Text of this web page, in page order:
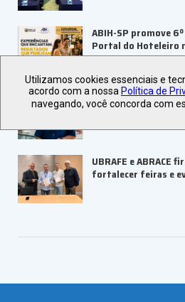
ABIH-SP promove
Portal do Hoteleiro
LAMEC 2026 abre
internacional
UBRAFE e ABRACE
fortalecer feiras e
Utilizamos cookies essenciais e
acordo com a nossa Política de
navegando, você concorda com